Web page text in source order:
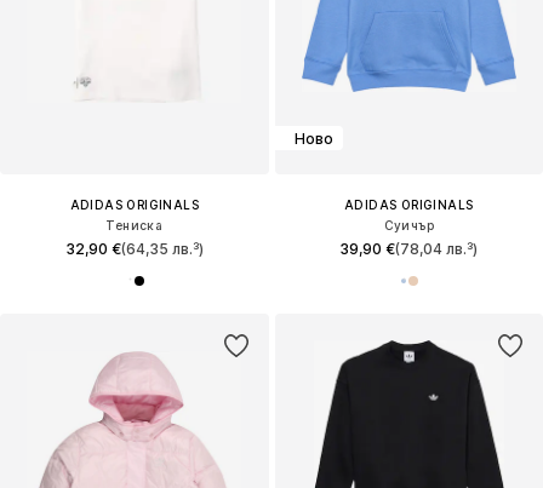
ADIDAS ORIGINALS
Тениска
32,90 €(64,35 лв.³)
Ново
ADIDAS ORIGINALS
Суичър
39,90 €(78,04 лв.³)